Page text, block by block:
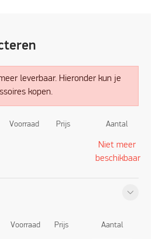
leverbaar. Hieronder kun je
kopen.
Voorraad Prijs Aantal
Niet meer
beschikbaar
Voorraad Prijs Aantal